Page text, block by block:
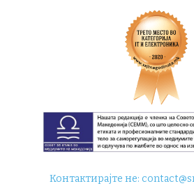
Контактирајте не: